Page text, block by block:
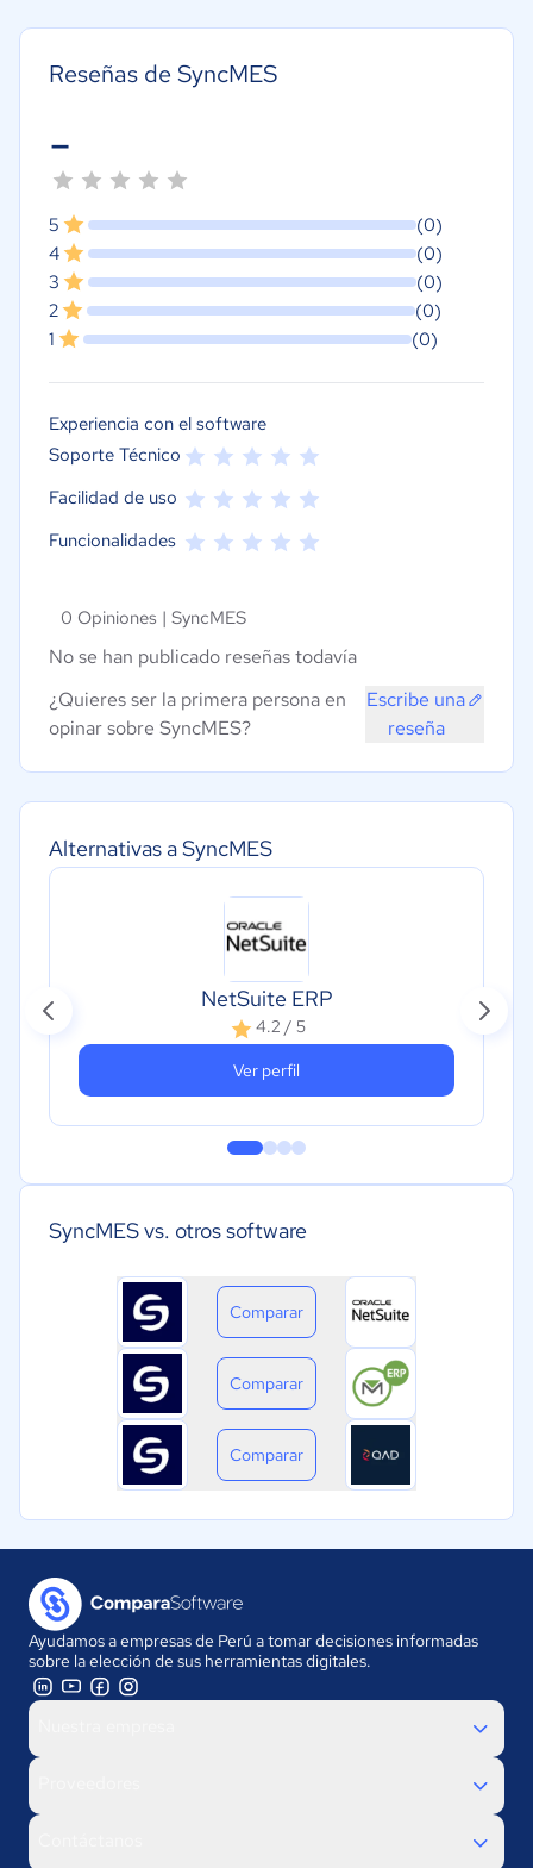
Alternativas a SyncMES
NetSuite ERP
4.2 / 5
Ver perfil
SyncMES vs. otros software
Comparar
Comparar
Comparar
Reseñas de SyncMES
-
5
(0)
4
(0)
3
(0)
2
(0)
1
(0)
Experiencia con el software
Soporte Técnico
Facilidad de uso
Funcionalidades
0 Opiniones | SyncMES
No se han publicado reseñas todavía
¿Quieres ser la primera persona en
opinar sobre SyncMES?
Escribe una
reseña
Ayudamos a empresas de Perú a tomar decisiones informadas
sobre la elección de sus herramientas digitales.